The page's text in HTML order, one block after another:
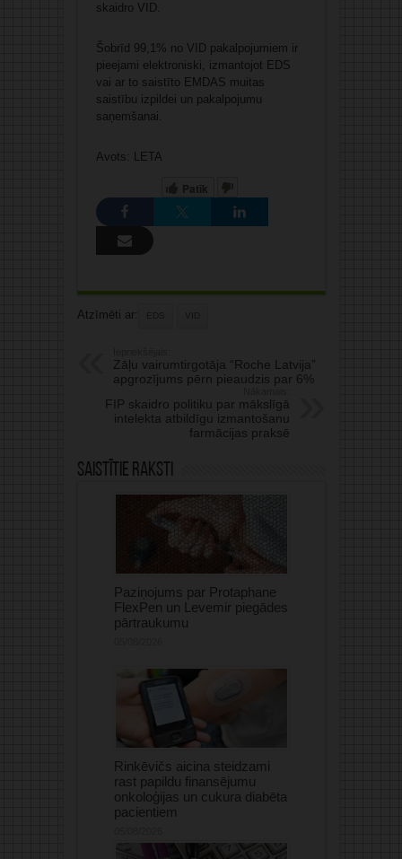
skaidro VID.
Šobrīd 99,1% no VID pakalpojumiem ir
pieejami elektroniski, izmantojot EDS
vai ar to saistīto EMDAS muitas
saistību izpildei un pakalpojumu
saņemšanai.
Avots: LETA
Patīk
Atzīmēti ar: EDS VID
Zāļu vairumtirgotāja “Roche Latvija”
apgrozījums pērn pieaudzis par 6%
FIP skaidro politiku par mākslīgā
intelekta atbildīgu izmantošanu
farmācijas praksē
Saistītie raksti
Paziņojums par Protaphane
FlexPen un Levemir piegādes
pārtraukumu
Rinkēvičs aicina steidzami
rast papildu finansējumu
onkoloģijas un cukura diabēta
pacientiem